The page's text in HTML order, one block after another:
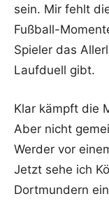
sein. Mir fehlt
Fußball-
Spieler das
Laufduell gibt.
Klar kämpft die
Aber nicht
Werder vor
Jetzt sehe ich
Dortmundern